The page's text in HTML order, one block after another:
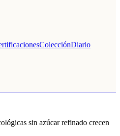
ColecciónDiario
sin azúcar refinado crecen